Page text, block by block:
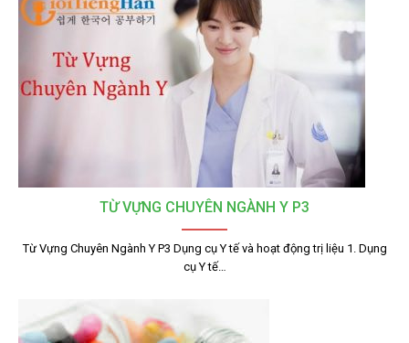
TỪ VỰNG CHUYÊN NGÀNH Y P3
Từ Vựng Chuyên Ngành Y P3 Dụng cụ Y tế và hoạt động trị liệu 1. Dụng
cụ Y tế…